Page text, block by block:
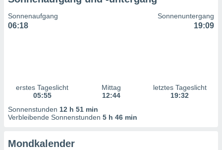
von
durch
Sonnenaufgang
06:18
Sonnenuntergang
19:09
erstes Tageslicht
05:55
Mittag
12:44
letztes Tageslicht
19:32
Sonnenstunden 12 h 51 min
Verbleibende Sonnenstunden 5 h 46 min
Mondkalender